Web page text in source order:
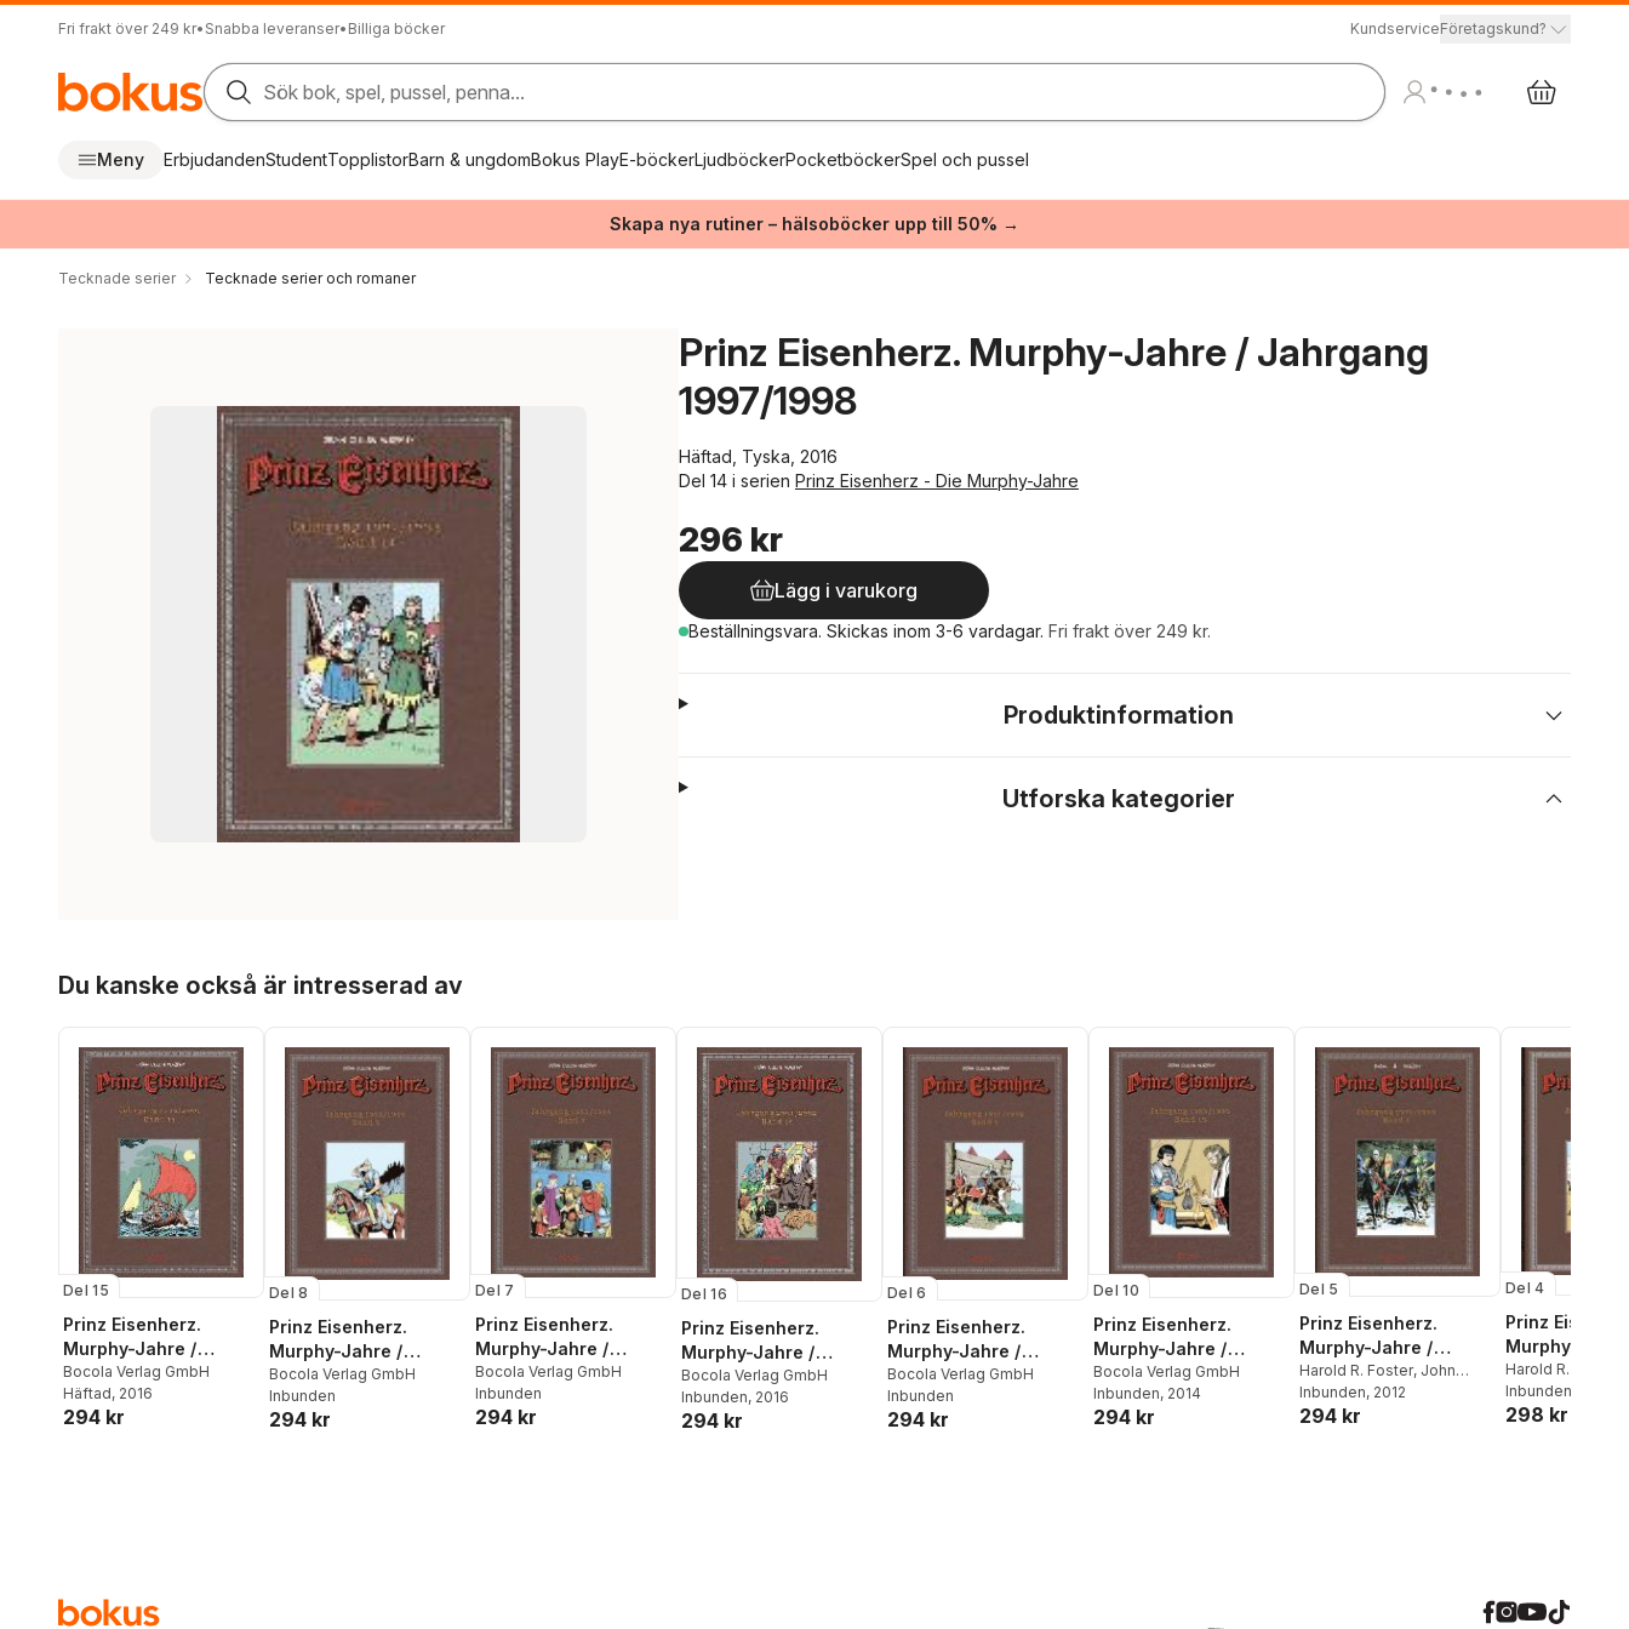
Fri frakt över 249 kr• Snabba leveranser• Billiga böcker KundserviceFöretagskund?
Sök bok, spel, pussel, penna...
Meny ErbjudandenStudentTopplistorBarn & ungdomBokus PlayE-böckerLjudböckerPocketböckerSpel och pussel
Skapa nya rutiner – hälsoböcker upp till 50% →
Tecknade serier Tecknade serier och romaner
Prinz Eisenherz. Murphy-Jahre / Jahrgang
1997/1998
Häftad, Tyska, 2016
Del 14 i serien Prinz Eisenherz - Die Murphy-Jahre
296 kr
Lägg i varukorg
Beställningsvara. Skickas inom 3-6 vardagar. Fri frakt över 249 kr.
Produktinformation
Utforska kategorier
Du kanske också är intresserad av
Del 15
Prinz Eisenherz.
Murphy-Jahre /
Jahrgang 1999/2000
Bocola Verlag GmbH
Häftad, 2016
294 kr
Del 8
Prinz Eisenherz.
Murphy-Jahre /
Jahrgang 1985/1986
Bocola Verlag GmbH
Inbunden
294 kr
Del 7
Prinz Eisenherz.
Murphy-Jahre /
Jahrgang 1983/1984
Bocola Verlag GmbH
Inbunden
294 kr
Del 16
Prinz Eisenherz.
Murphy-Jahre /
Jahrgang 2001/2002
Bocola Verlag GmbH
Inbunden, 2016
294 kr
Del 6
Prinz Eisenherz.
Murphy-Jahre /
Jahrgang 1981/1982
Bocola Verlag GmbH
Inbunden
294 kr
Del 10
Prinz Eisenherz.
Murphy-Jahre /
Jahrgang 1989/1990
Bocola Verlag GmbH
Inbunden, 2014
294 kr
Del 5
Prinz Eisenherz.
Murphy-Jahre /
Jahrgang 1979/1980
Harold R. Foster, John
Murphy
Inbunden, 2012
294 kr
Del 4
Prinz
Murphy-
Jahrgang
Harold R. Foster
John C.
Inbunden
298 kr